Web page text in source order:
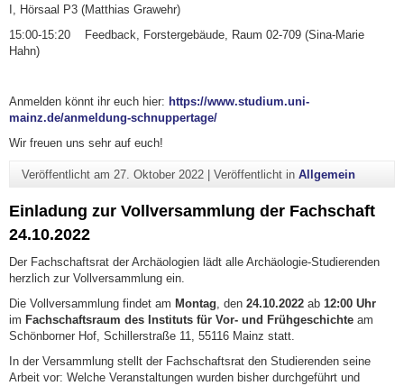
I, Hörsaal P3 (Matthias Grawehr)
15:00-15:20 Feedback, Forstergebäude, Raum 02-709 (Sina-Marie
Hahn)
Anmelden könnt ihr euch hier: https://www.studium.uni-
mainz.de/anmeldung-schnuppertage/
Wir freuen uns sehr auf euch!
Veröffentlicht am 27. Oktober 2022| Veröffentlicht in Allgemein
Einladung zur Vollversammlung der Fachschaft
24.10.2022
Der Fachschaftsrat der Archäologien lädt alle Archäologie-Studierenden
herzlich zur Vollversammlung ein.
Die Vollversammlung findet am Montag, den 24.10.2022 ab 12:00 Uhr
im Fachschaftsraum des Instituts für Vor- und Frühgeschichte am
Schönborner Hof, Schillerstraße 11, 55116 Mainz statt.
In der Versammlung stellt der Fachschaftsrat den Studierenden seine
Arbeit vor: Welche Veranstaltungen wurden bisher durchgeführt und